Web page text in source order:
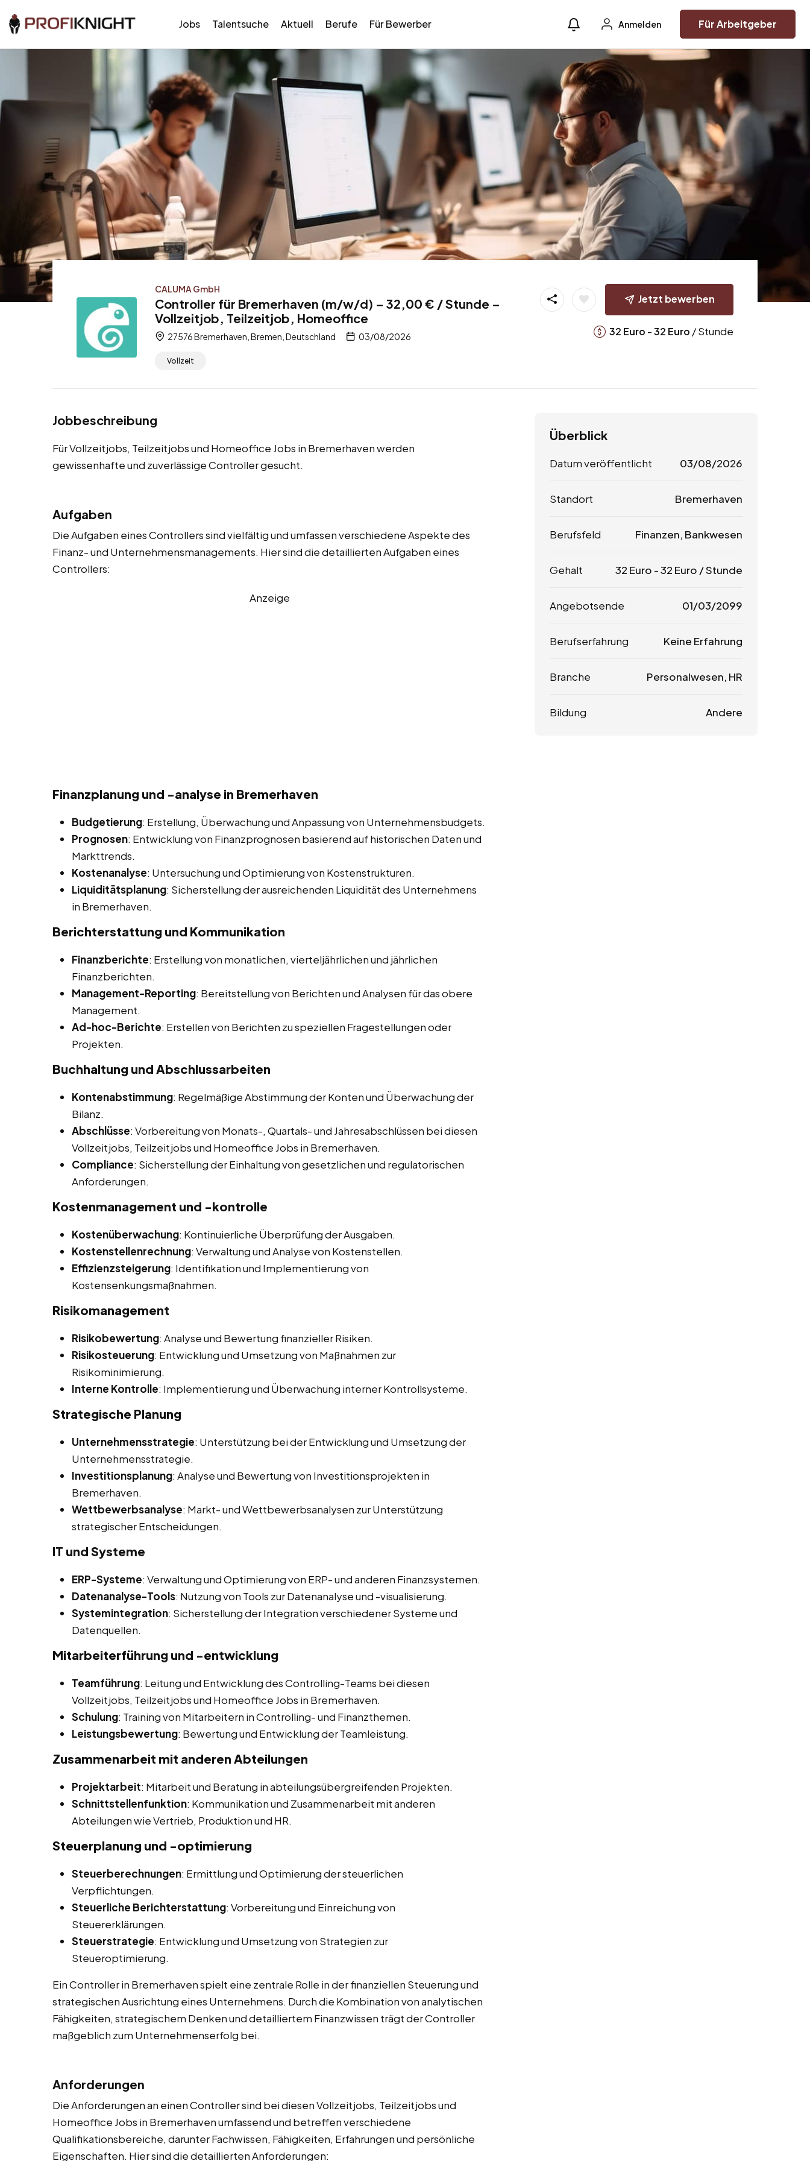
Jobs Talentsuche Aktuell Berufe Für Bewerber Anmelden Für Arbeitgeber
CALUMA GmbH
Controller für Bremerhaven (m/w/d) – 32,00 € / Stunde –
Vollzeitjob, Teilzeitjob, Homeoffice
27576 Bremerhaven, Bremen, Deutschland 03/08/2026
Vollzeit
Jetzt bewerben
32 Euro -32 Euro / Stunde
Jobbeschreibung
Für Vollzeitjobs, Teilzeitjobs und Homeoffice Jobs in Bremerhaven werden
gewissenhafte und zuverlässige Controller gesucht.
Aufgaben
Die Aufgaben eines Controllers sind vielfältig und umfassen verschiedene Aspekte des
Finanz- und Unternehmensmanagements. Hier sind die detaillierten Aufgaben eines
Controllers:
Anzeige
Finanzplanung und -analyse in Bremerhaven
Budgetierung: Erstellung, Überwachung und Anpassung von Unternehmensbudgets.
Prognosen: Entwicklung von Finanzprognosen basierend auf historischen Daten und
Markttrends.
Kostenanalyse: Untersuchung und Optimierung von Kostenstrukturen.
Liquiditätsplanung: Sicherstellung der ausreichenden Liquidität des Unternehmens
in Bremerhaven.
Berichterstattung und Kommunikation
Finanzberichte: Erstellung von monatlichen, vierteljährlichen und jährlichen
Finanzberichten.
Management-Reporting: Bereitstellung von Berichten und Analysen für das obere
Management.
Ad-hoc-Berichte: Erstellen von Berichten zu speziellen Fragestellungen oder
Projekten.
Buchhaltung und Abschlussarbeiten
Kontenabstimmung: Regelmäßige Abstimmung der Konten und Überwachung der
Bilanz.
Abschlüsse: Vorbereitung von Monats-, Quartals- und Jahresabschlüssen bei diesen
Vollzeitjobs, Teilzeitjobs und Homeoffice Jobs in Bremerhaven.
Compliance: Sicherstellung der Einhaltung von gesetzlichen und regulatorischen
Anforderungen.
Kostenmanagement und -kontrolle
Kostenüberwachung: Kontinuierliche Überprüfung der Ausgaben.
Kostenstellenrechnung: Verwaltung und Analyse von Kostenstellen.
Effizienzsteigerung: Identifikation und Implementierung von
Kostensenkungsmaßnahmen.
Risikomanagement
Risikobewertung: Analyse und Bewertung finanzieller Risiken.
Risikosteuerung: Entwicklung und Umsetzung von Maßnahmen zur
Risikominimierung.
Interne Kontrolle: Implementierung und Überwachung interner Kontrollsysteme.
Strategische Planung
Unternehmensstrategie: Unterstützung bei der Entwicklung und Umsetzung der
Unternehmensstrategie.
Investitionsplanung: Analyse und Bewertung von Investitionsprojekten in
Bremerhaven.
Wettbewerbsanalyse: Markt- und Wettbewerbsanalysen zur Unterstützung
strategischer Entscheidungen.
IT und Systeme
ERP-Systeme: Verwaltung und Optimierung von ERP- und anderen Finanzsystemen.
Datenanalyse-Tools: Nutzung von Tools zur Datenanalyse und -visualisierung.
Systemintegration: Sicherstellung der Integration verschiedener Systeme und
Datenquellen.
Mitarbeiterführung und -entwicklung
Teamführung: Leitung und Entwicklung des Controlling-Teams bei diesen
Vollzeitjobs, Teilzeitjobs und Homeoffice Jobs in Bremerhaven.
Schulung: Training von Mitarbeitern in Controlling- und Finanzthemen.
Leistungsbewertung: Bewertung und Entwicklung der Teamleistung.
Zusammenarbeit mit anderen Abteilungen
Projektarbeit: Mitarbeit und Beratung in abteilungsübergreifenden Projekten.
Schnittstellenfunktion: Kommunikation und Zusammenarbeit mit anderen
Abteilungen wie Vertrieb, Produktion und HR.
Steuerplanung und -optimierung
Steuerberechnungen: Ermittlung und Optimierung der steuerlichen
Verpflichtungen.
Steuerliche Berichterstattung: Vorbereitung und Einreichung von
Steuererklärungen.
Steuerstrategie: Entwicklung und Umsetzung von Strategien zur
Steueroptimierung.
Ein Controller in Bremerhaven spielt eine zentrale Rolle in der finanziellen Steuerung und
strategischen Ausrichtung eines Unternehmens. Durch die Kombination von analytischen
Fähigkeiten, strategischem Denken und detailliertem Finanzwissen trägt der Controller
maßgeblich zum Unternehmenserfolg bei.
Anforderungen
Die Anforderungen an einen Controller sind bei diesen Vollzeitjobs, Teilzeitjobs und
Homeoffice Jobs in Bremerhaven umfassend und betreffen verschiedene
Qualifikationsbereiche, darunter Fachwissen, Fähigkeiten, Erfahrungen und persönliche
Eigenschaften. Hier sind die detaillierten Anforderungen:
Überblick
Datum veröffentlicht 03/08/2026
Standort Bremerhaven
Berufsfeld Finanzen, Bankwesen
Gehalt 32 Euro -32 Euro / Stunde
Angebotsende 01/03/2099
Berufserfahrung Keine Erfahrung
Branche Personalwesen, HR
Bildung Andere